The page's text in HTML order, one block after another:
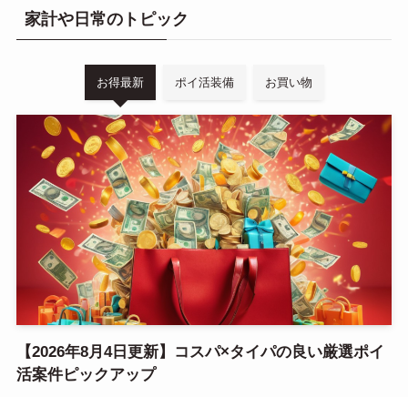
家計や日常のトピック
お得最新 ポイ活装備 お買い物
【2026年8月4日更新】コスパ×タイパの良い厳選ポイ
活案件ピックアップ